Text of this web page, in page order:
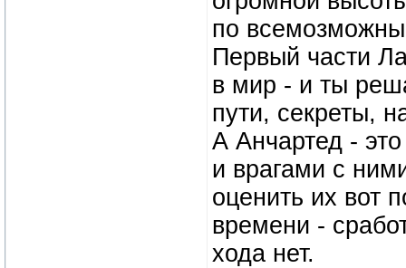
по
Первый части
в мир - и ты
пути, секреты,
А Анчартед -
и врагами с
оценить их вот
времени -
хода нет.